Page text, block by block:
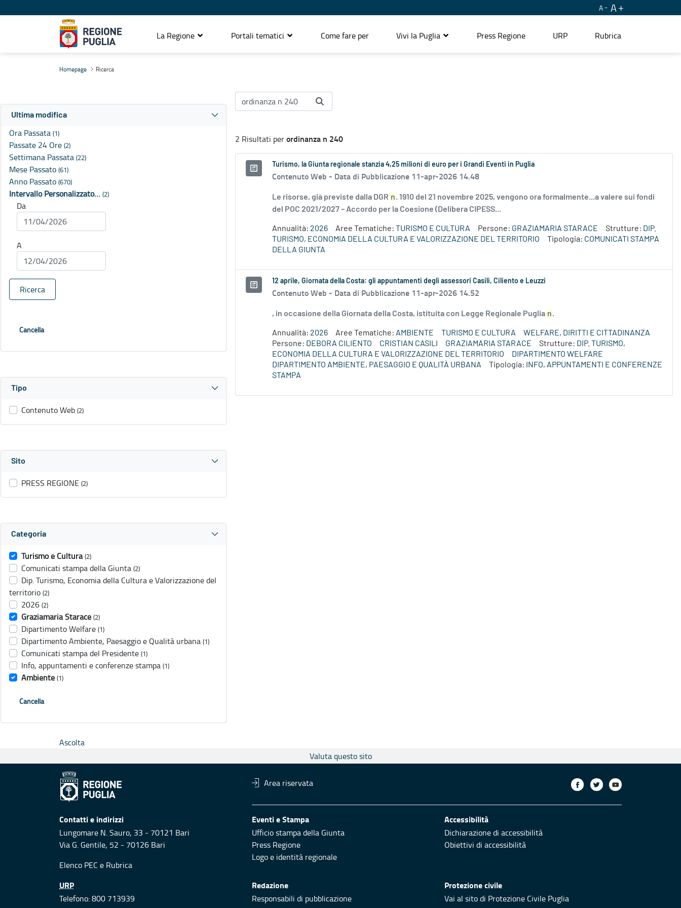
A A
La Regione Portali tematici Come fare per Vivi la Puglia Press Regione URP Rubrica
Homepage Ricerca
Ultima modifica
Ora Passata (1)
Passate 24 Ore (2)
Settimana Passata (22)
Mese Passato (61)
Anno Passato (670)
Intervallo Personalizzato… (2)
Da
A
Ricerca
Cancella
Tipo
Contenuto Web (2)
Sito
PRESS REGIONE (2)
Categoria
Turismo e Cultura (2)
Comunicati stampa della Giunta (2)
Dip. Turismo, Economia della Cultura e Valorizzazione del
territorio (2)
2026 (2)
Graziamaria Starace (2)
Dipartimento Welfare (1)
Dipartimento Ambiente, Paesaggio e Qualità urbana (1)
Comunicati stampa del Presidente (1)
Info, appuntamenti e conferenze stampa (1)
Ambiente (1)
Cancella
2 Risultati perordinanza n 240
Turismo, la Giunta regionale stanzia 4,25 milioni di euro per i Grandi Eventi in Puglia
Contenuto Web - Data di Pubblicazione 11-apr-2026 14.48
Le risorse, già previste dalla DGR n. 1910 del 21 novembre 2025, vengono ora formalmente...a valere sui fondi
del POC 2021/2027 – Accordo per la Coesione (Delibera CIPESS...
Annualità: 2026 Aree Tematiche: TURISMO E CULTURA Persone: GRAZIAMARIA STARACE Strutture: DIP.
TURISMO, ECONOMIA DELLA CULTURA E VALORIZZAZIONE DEL TERRITORIO
Tipologia: COMUNICATI STAMPA
DELLA GIUNTA
12 aprile, Giornata della Costa: gli appuntamenti degli assessori Casili, Ciliento e Leuzzi
Contenuto Web - Data di Pubblicazione 11-apr-2026 14.52
, in occasione della Giornata della Costa, istituita con Legge Regionale Puglia n.
Annualità: 2026 Aree Tematiche: AMBIENTE TURISMO E CULTURA
WELFARE, DIRITTI E CITTADINANZA
Persone: DEBORA CILIENTO CRISTIAN CASILI GRAZIAMARIA STARACE Strutture: DIP. TURISMO,
ECONOMIA DELLA CULTURA E VALORIZZAZIONE DEL TERRITORIO
DIPARTIMENTO WELFARE
DIPARTIMENTO AMBIENTE, PAESAGGIO E QUALITÀ URBANA
Tipologia:
INFO, APPUNTAMENTI E CONFERENZE
STAMPA
Ascolta
Valuta questo sito
Area riservata
Contatti e indirizzi
Lungomare N. Sauro, 33 - 70121 Bari
Via G. Gentile, 52 - 70126 Bari
Elenco PEC e Rubrica
Eventi e Stampa
Ufficio stampa della Giunta
Press Regione
Logo e identità regionale
Accessibilità
Dichiarazione di accessibilità
Obiettivi di accessibilità
URP
Telefono: 800 713939
Redazione
Responsabili di pubblicazione
Protezione civile
Vai al sito di Protezione Civile Puglia